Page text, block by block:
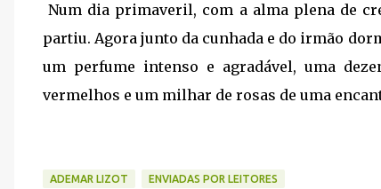
Num dia primaveril, com a alma plena de
partiu. Agora junto da cunhada e do irmão
um perfume intenso e agradável, uma
vermelhos e um milhar de rosas de uma
ADEMAR LIZOT ENVIADAS POR LEITORES